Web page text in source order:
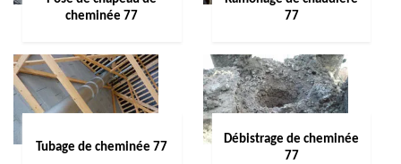
cheminée 77
77
Tubage de cheminée 77
Débistrage de cheminée
77